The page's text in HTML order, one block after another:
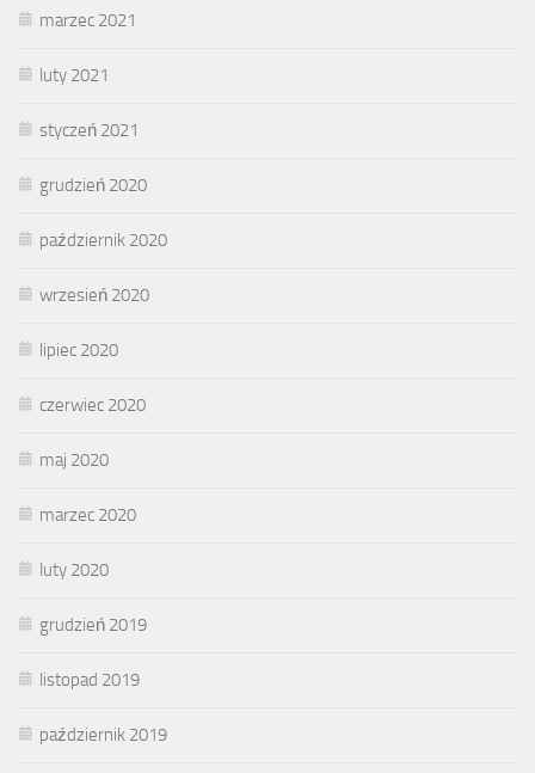
marzec 2021
luty 2021
styczeń 2021
grudzień 2020
październik 2020
wrzesień 2020
lipiec 2020
czerwiec 2020
maj 2020
marzec 2020
luty 2020
grudzień 2019
listopad 2019
październik 2019